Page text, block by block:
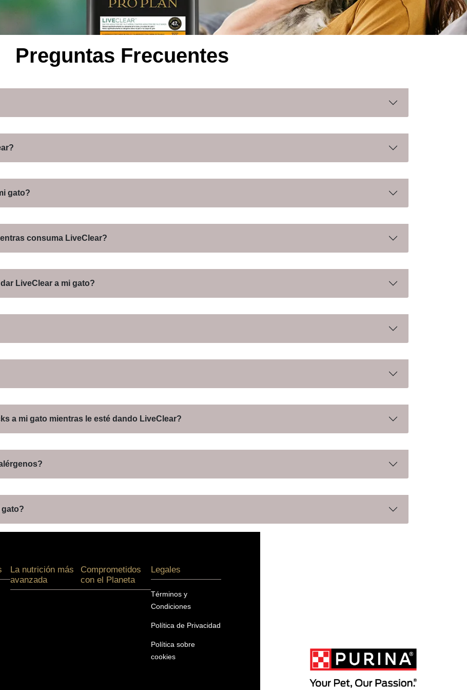
Preguntas Frecuentes
gato?
consuma LiveClear?
LiveClear a mi gato?
a mi gato mientras le esté dando LiveClear?
gato?
La nutrición más
avanzada
Comprometidos
con el Planeta
Legales
Términos y
Condiciones
Política de Privacidad
Política sobre
cookies